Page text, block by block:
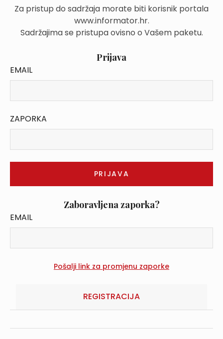
Za pristup do sadržaja morate biti korisnik portala
www.informator.hr.
Sadržajima se pristupa ovisno o Vašem paketu.
Prijava
EMAIL
ZAPORKA
Zaboravljena zaporka?
EMAIL
REGISTRACIJA